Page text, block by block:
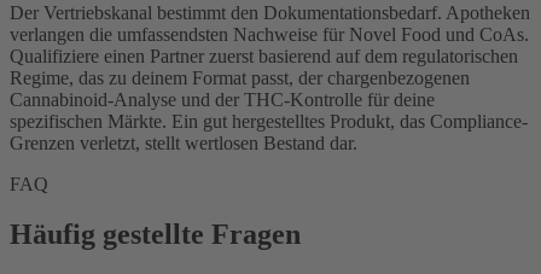
Der Vertriebskanal bestimmt den Dokumentationsbedarf. Apotheken
verlangen die umfassendsten Nachweise für Novel Food und CoAs.
Qualifiziere einen Partner zuerst basierend auf dem regulatorischen
Regime, das zu deinem Format passt, der chargenbezogenen
Cannabinoid-Analyse und der THC-Kontrolle für deine
spezifischen Märkte. Ein gut hergestelltes Produkt, das Compliance-
Grenzen verletzt, stellt wertlosen Bestand dar.
FAQ
Häufig gestellte Fragen